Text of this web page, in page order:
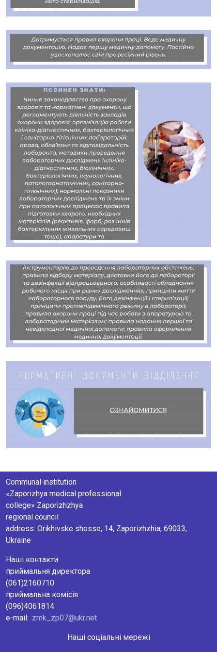
Communal institution
«Zaporizhya medical professional
college» Zaporizhzhya
regional council
аddress: Orikhivske shosse, 14, Zaporizhzhia, 69033,
Ukraine
Наші контакти:
приймальня директора
(061)2160710
приймальна комісія
(096)4061814
e-mail: zmk_zp07@ukr.net
Наші соціальні мережі